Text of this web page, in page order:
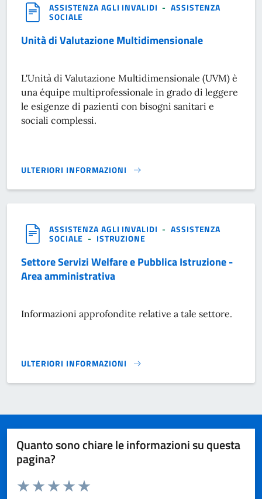
ASSISTENZA AGLI INVALIDI -ASSISTENZA
SOCIALE
Unità di Valutazione Multidimensionale
L'Unità di Valutazione Multidimensionale (UVM) è
una équipe multiprofessionale in grado di leggere
le esigenze di pazienti con bisogni sanitari e
sociali complessi.
ULTERIORI INFORMAZIONI
UNITÀ DI VALUTAZIONE MULTIDIMENSIONALE}
ASSISTENZA AGLI INVALIDI -ASSISTENZA
SOCIALE - ISTRUZIONE
Settore Servizi Welfare e Pubblica Istruzione -
Area amministrativa
Informazioni approfondite relative a tale settore.
ULTERIORI INFORMAZIONI
SETTORE SERVIZI WELFARE E PUBBLICA ISTRUZIONE -
Quanto sono chiare le informazioni su questa
pagina?
Domanda
Valuta da 1 a 5 stelle la pagina